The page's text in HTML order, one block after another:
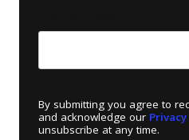
By submitting you agree to
and acknowledge our
unsubscribe at any time.